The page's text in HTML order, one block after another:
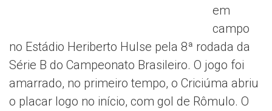
em
campo
no Estádio Heriberto Hulse pela 8ª rodada da
Série B do Campeonato Brasileiro. O jogo foi
amarrado, no primeiro tempo, o Criciúma abriu
o placar logo no início, com gol de Rômulo. O